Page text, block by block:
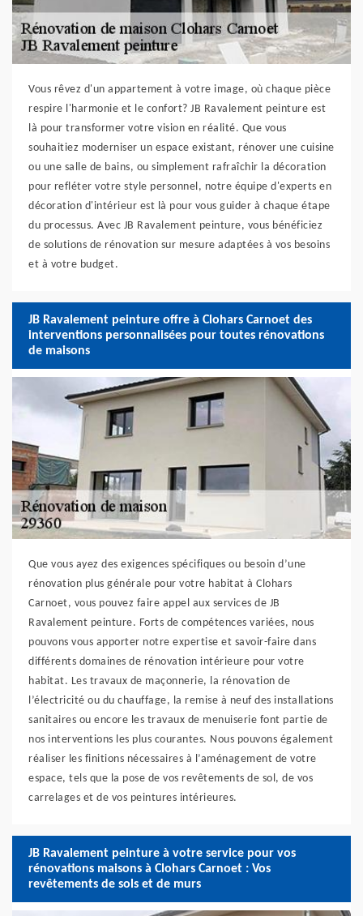
Vous rêvez d'un appartement à votre image, où chaque pièce
respire l'harmonie et le confort? JB Ravalement peinture est
là pour transformer votre vision en réalité. Que vous
souhaitiez moderniser un espace existant, rénover une cuisine
ou une salle de bains, ou simplement rafraîchir la décoration
pour refléter votre style personnel, notre équipe d'experts en
décoration d'intérieur est là pour vous guider à chaque étape
du processus. Avec JB Ravalement peinture, vous bénéficiez
de solutions de rénovation sur mesure adaptées à vos besoins
et à votre budget.
JB Ravalement peinture offre à Clohars Carnoet des
interventions personnalisées pour toutes rénovations
de maisons
Que vous ayez des exigences spécifiques ou besoin d’une
rénovation plus générale pour votre habitat à Clohars
Carnoet, vous pouvez faire appel aux services de JB
Ravalement peinture. Forts de compétences variées, nous
pouvons vous apporter notre expertise et savoir-faire dans
différents domaines de rénovation intérieure pour votre
habitat. Les travaux de maçonnerie, la rénovation de
l’électricité ou du chauffage, la remise à neuf des installations
sanitaires ou encore les travaux de menuiserie font partie de
nos interventions les plus courantes. Nous pouvons également
réaliser les finitions nécessaires à l’aménagement de votre
espace, tels que la pose de vos revêtements de sol, de vos
carrelages et de vos peintures intérieures.
JB Ravalement peinture à votre service pour vos
rénovations maisons à Clohars Carnoet : Vos
revêtements de sols et de murs